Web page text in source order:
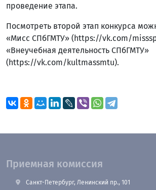
проведение этапа.
Посмотреть второй этап конкурса
«Мисс СПбГМТУ» (https://vk.com/
«Внеучебная деятельность СПбГМТУ»
(https://vk.com/kultmassmtu).
Приемная комиссия
Санкт-Петербург, Ленинский пр., 101